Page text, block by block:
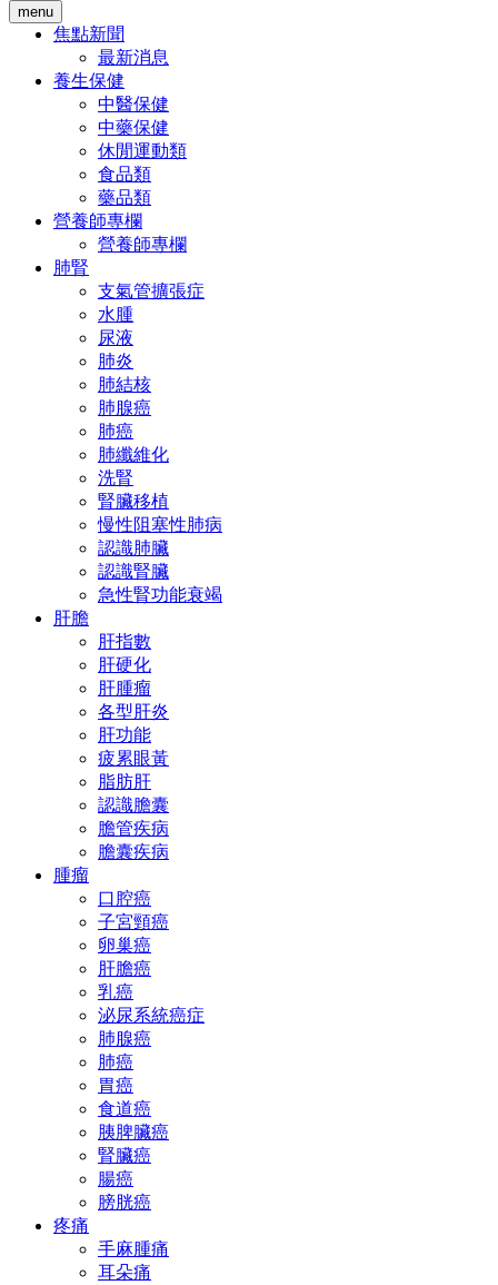
menu
焦點新聞
最新消息
養生保健
中醫保健
中藥保健
休閒運動類
食品類
藥品類
營養師專欄
營養師專欄
肺腎
支氣管擴張症
水腫
尿液
肺炎
肺結核
肺腺癌
肺癌
肺纖維化
洗腎
腎臟移植
慢性阻塞性肺病
認識肺臟
認識腎臟
急性腎功能衰竭
肝膽
肝指數
肝硬化
肝腫瘤
各型肝炎
肝功能
疲累眼黃
脂肪肝
認識膽囊
膽管疾病
膽囊疾病
腫瘤
口腔癌
子宮頸癌
卵巢癌
肝膽癌
乳癌
泌尿系統癌症
肺腺癌
肺癌
胃癌
食道癌
胰脾臟癌
腎臟癌
腸癌
膀胱癌
疼痛
手麻腫痛
耳朵痛